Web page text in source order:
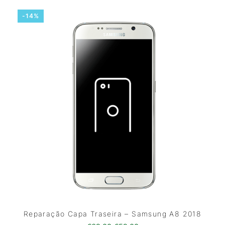
-14%
Reparação Capa Traseira – Samsung A8 2018